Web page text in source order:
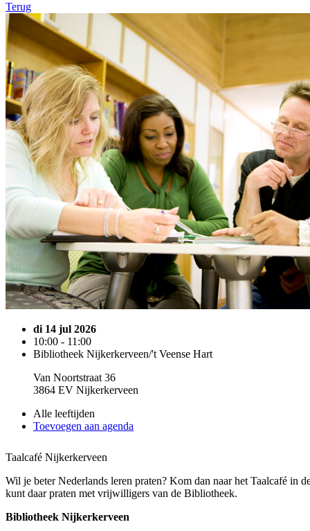
Terug
di 14 jul 2026
10:00 - 11:00
Bibliotheek Nijkerkerveen/'t Veense Hart
Van Noortstraat 36
3864 EV Nijkerkerveen
Alle leeftijden
Toevoegen aan agenda
Taalcafé Nijkerkerveen
Wil je beter Nederlands leren praten? Kom dan naar het Taalcafé in
kunt daar praten met vrijwilligers van de Bibliotheek.
Bibliotheek Nijkerkerveen